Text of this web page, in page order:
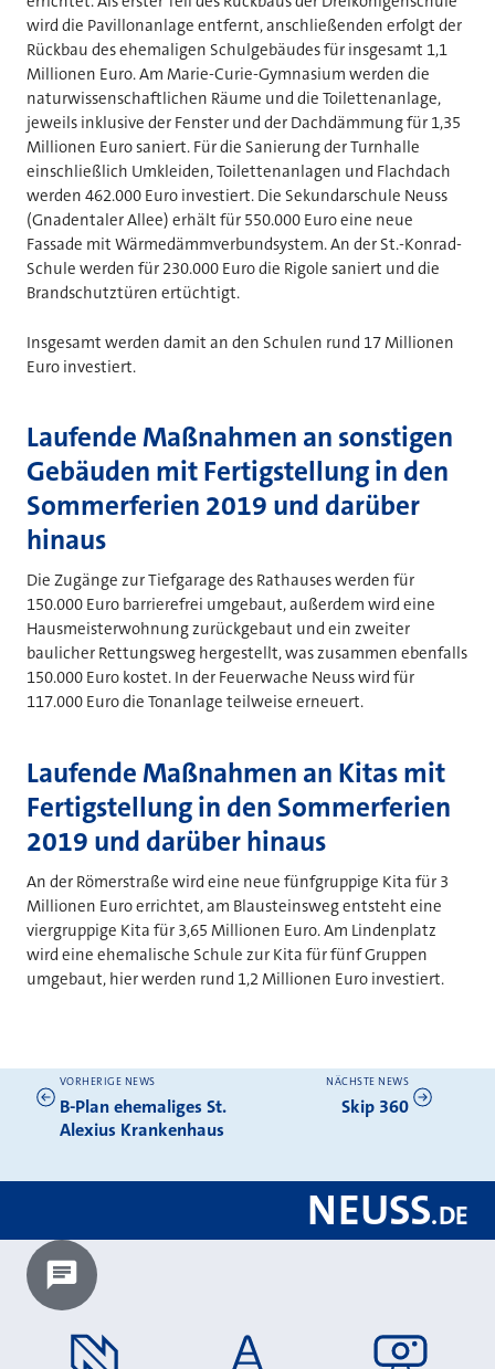
wird die Pavillonanlage entfernt, anschließenden erfolgt der
Rückbau des ehemaligen Schulgebäudes für insgesamt 1,1
Millionen Euro. Am Marie-Curie-Gymnasium werden die
naturwissenschaftlichen Räume und die Toilettenanlage,
jeweils inklusive der Fenster und der Dachdämmung für 1,35
Millionen Euro saniert. Für die Sanierung der Turnhalle
einschließlich Umkleiden, Toilettenanlagen und Flachdach
werden 462.000 Euro investiert. Die Sekundarschule Neuss
(Gnadentaler Allee) erhält für 550.000 Euro eine neue
Fassade mit Wärmedämmverbundsystem. An der St.-Konrad-
Schule werden für 230.000 Euro die Rigole saniert und die
Brandschutztüren ertüchtigt.
Insgesamt werden damit an den Schulen rund 17 Millionen
Euro investiert.
Laufende Maßnahmen an sonstigen
Gebäuden mit Fertigstellung in den
Sommerferien 2019 und darüber
hinaus
Die Zugänge zur Tiefgarage des Rathauses werden für
150.000 Euro barrierefrei umgebaut, außerdem wird eine
Hausmeisterwohnung zurückgebaut und ein zweiter
baulicher Rettungsweg hergestellt, was zusammen ebenfalls
150.000 Euro kostet. In der Feuerwache Neuss wird für
117.000 Euro die Tonanlage teilweise erneuert.
Laufende Maßnahmen an Kitas mit
Fertigstellung in den Sommerferien
2019 und darüber hinaus
An der Römerstraße wird eine neue fünfgruppige Kita für 3
Millionen Euro errichtet, am Blausteinsweg entsteht eine
viergruppige Kita für 3,65 Millionen Euro. Am Lindenplatz
wird eine ehemalische Schule zur Kita für fünf Gruppen
umgebaut, hier werden rund 1,2 Millionen Euro investiert.
Weitere News
VORHERIGE NEWS
B-Plan ehemaliges St.
Alexius Krankenhaus
NÄCHSTE NEWS
Skip 360
NEUSS.DE
Chatbot laden?